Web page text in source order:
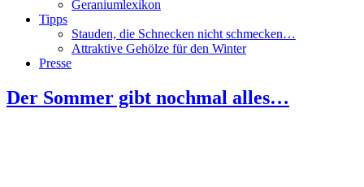
Geraniumlexikon
Tipps
Stauden, die Schnecken nicht schmecken…
Attraktive Gehölze für den Winter
Presse
Der Sommer gibt nochmal alles…